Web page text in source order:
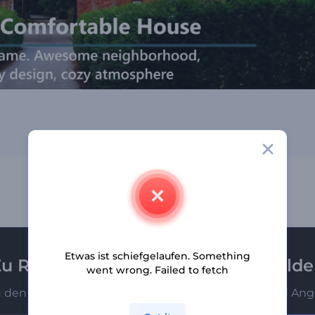
Renderforest-Newsletter
den Ersten, die unsere neuesten Nachrichten und
Etwas ist schiefgelaufen. Something
went wrong. Failed to fetch